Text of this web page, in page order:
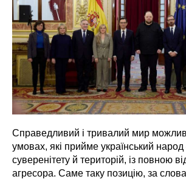
Справедливий і тривалий мир
умовах, які прийме український
суверенітету й територій, із повною
агресора. Саме таку позицію, за